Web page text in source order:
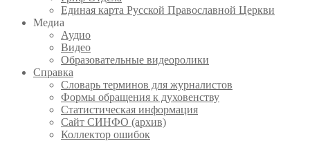
Единая карта Русской Православной Церкви
Медиа
Аудио
Видео
Образовательные видеоролики
Справка
Словарь терминов для журналистов
Формы обращения к духовенству
Статистическая информация
Сайт СИНФО (архив)
Коллектор ошибок